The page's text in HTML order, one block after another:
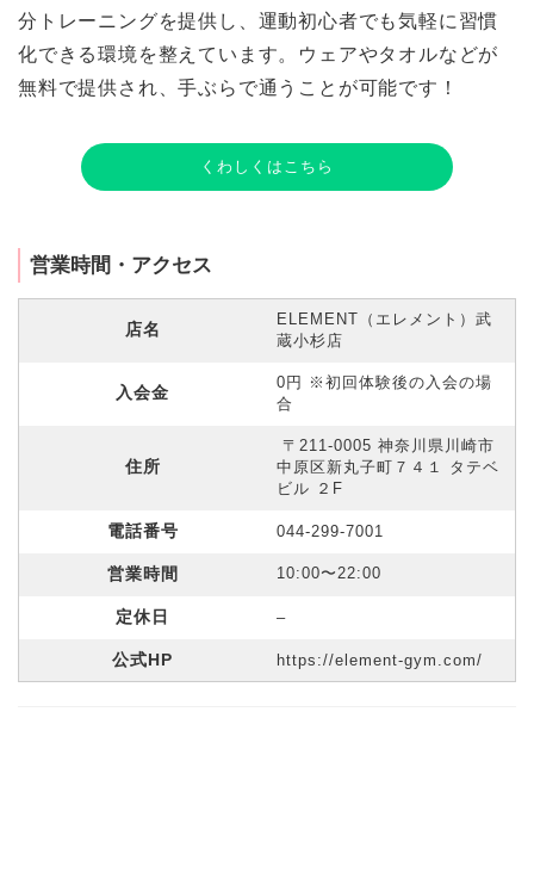
分トレーニングを提供し、運動初心者でも気軽に習慣
化できる環境を整えています。ウェアやタオルなどが
無料で提供され、手ぶらで通うことが可能です！
くわしくはこちら
営業時間・アクセス
店名
ELEMENT（エレメント）武
蔵小杉店
入会金
0円 ※初回体験後の入会の場
合
住所
〒211-0005 神奈川県川崎市
中原区新丸子町７４１ タテベ
ビル ２F
電話番号 044-299-7001
営業時間 10:00〜22:00
定休日 –
公式HP https://element-gym.com/